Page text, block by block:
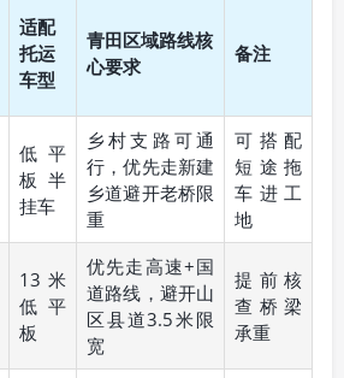
适配
托运
车型
青田区域路线核
心要求
备注
低平
板半
挂车
乡村支路可通
行，优先走新建
乡道避开老桥限
重
可搭配
短途拖
车进工
地
13米
低平
板
优先走高速+国
道路线，避开山
区县道3.5米限
宽
提前核
查桥梁
承重